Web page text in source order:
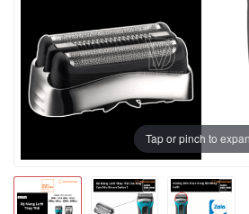
Tap or pinch to